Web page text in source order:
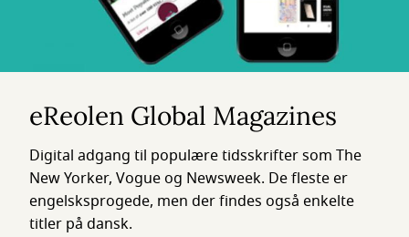
eReolen Global Magazines
Digital adgang til populære tidsskrifter som The
New Yorker, Vogue og Newsweek. De fleste er
engelsksprogede, men der findes også enkelte
titler på dansk.